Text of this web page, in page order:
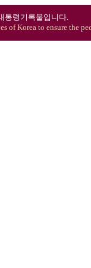
통령기록물입니다.
of Korea to ensure the